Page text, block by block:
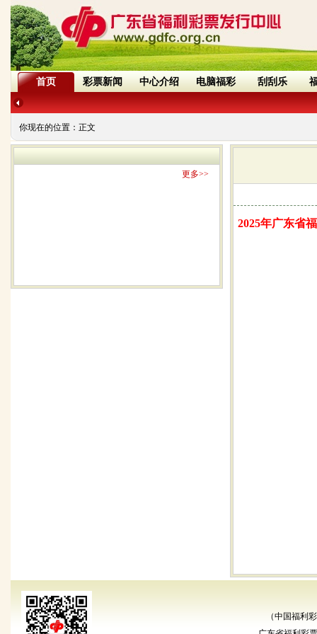
首页 彩票新闻 中心介绍 电脑福彩 刮刮乐
你现在的位置： 正文
更多>>
2025年广东省
（中国福利